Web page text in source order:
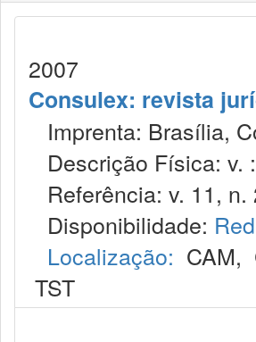
2007
Consulex: revista
Imprenta: Brasília,
Descrição Física: v.
Referência: v. 11,
Disponibilidade:
Localização: CAM,
TST